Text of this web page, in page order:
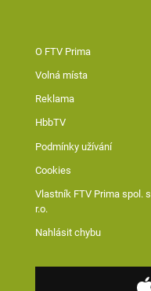
O FTV Prima
Volná místa
Reklama
HbbTV
Podmínky užívání
Cookies
Vlastník FTV Prima spol. s
r.o.
Nahlásit chybu